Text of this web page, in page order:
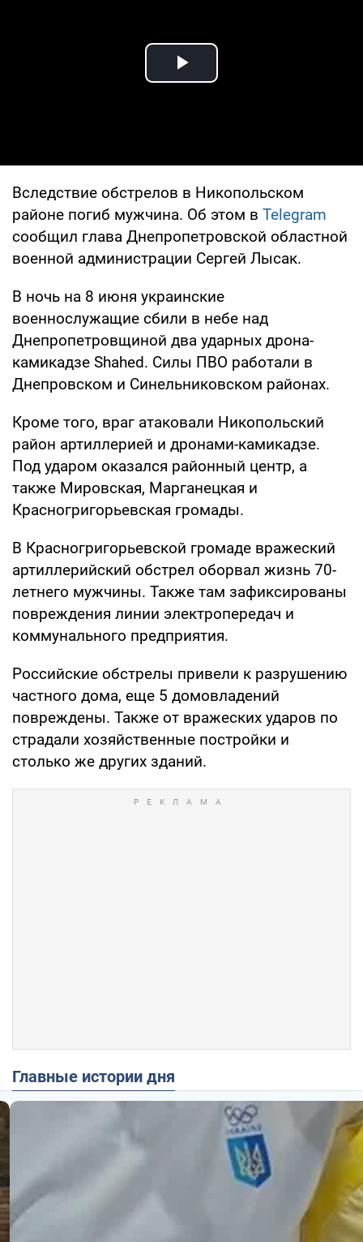
Play Video
Вследствие обстрелов в Никопольском
районе погиб мужчина. Об этом в Telegram
сообщил глава Днепропетровской областной
военной администрации Сергей Лысак.
В ночь на 8 июня украинские
военнослужащие сбили в небе над
Днепропетровщиной два ударных дрона-
камикадзе Shahed. Силы ПВО работали в
Днепровском и Синельниковском районах.
Кроме того, враг атаковали Никопольский
район артиллерией и дронами-камикадзе.
Под ударом оказался районный центр, а
также Мировская, Марганецкая и
Красногригорьевская громады.
В Красногригорьевской громаде вражеский
артиллерийский обстрел оборвал жизнь 70-
летнего мужчины. Также там зафиксированы
повреждения линии электропередач и
коммунального предприятия.
Российские обстрелы привели к разрушению
частного дома, еще 5 домовладений
повреждены. Также от вражеских ударов по
страдали хозяйственные постройки и
столько же других зданий.
Главные истории дня